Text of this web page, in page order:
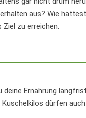
aus? Wie
Ziel zu erreichen.
Ernährung
Kuschelkilos dürfen